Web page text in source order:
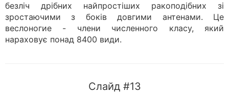
безліч дрібних найпростіших ракоподібних зі
зростаючими з боків довгими антенами. Це
веслоногие - члени численного класу, який
нараховує понад 8400 види.
Слайд #13